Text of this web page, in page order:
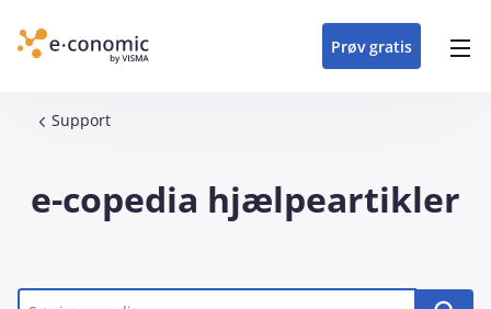
Header top menu
Prøv gratis
skræddersyet løsning
til din branche
e‑conomic
alle funktioner i
e‑conomic
e‑conomic
skræddersyede kurser
til administratorer
forhandler kan styrke
og vækste din
Brødkrumme
Support
e-copedia hjælpeartikler
Nøgleord